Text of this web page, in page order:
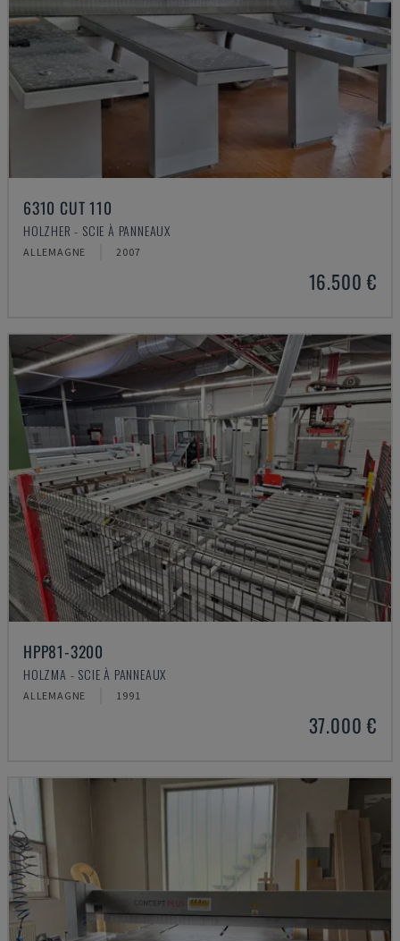
6310 CUT 110
HOLZHER - SCIE À PANNEAUX
ALLEMAGNE 2007
16.500 €
HPP81-3200
HOLZMA - SCIE À PANNEAUX
ALLEMAGNE 1991
37.000 €